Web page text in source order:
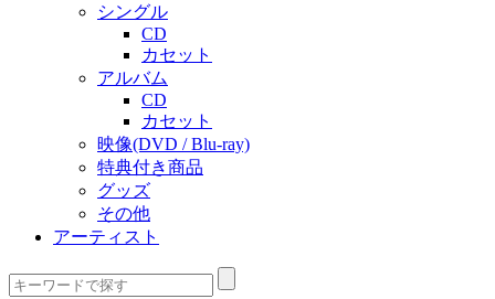
シングル
CD
カセット
アルバム
CD
カセット
映像(DVD / Blu-ray)
特典付き商品
グッズ
その他
アーティスト